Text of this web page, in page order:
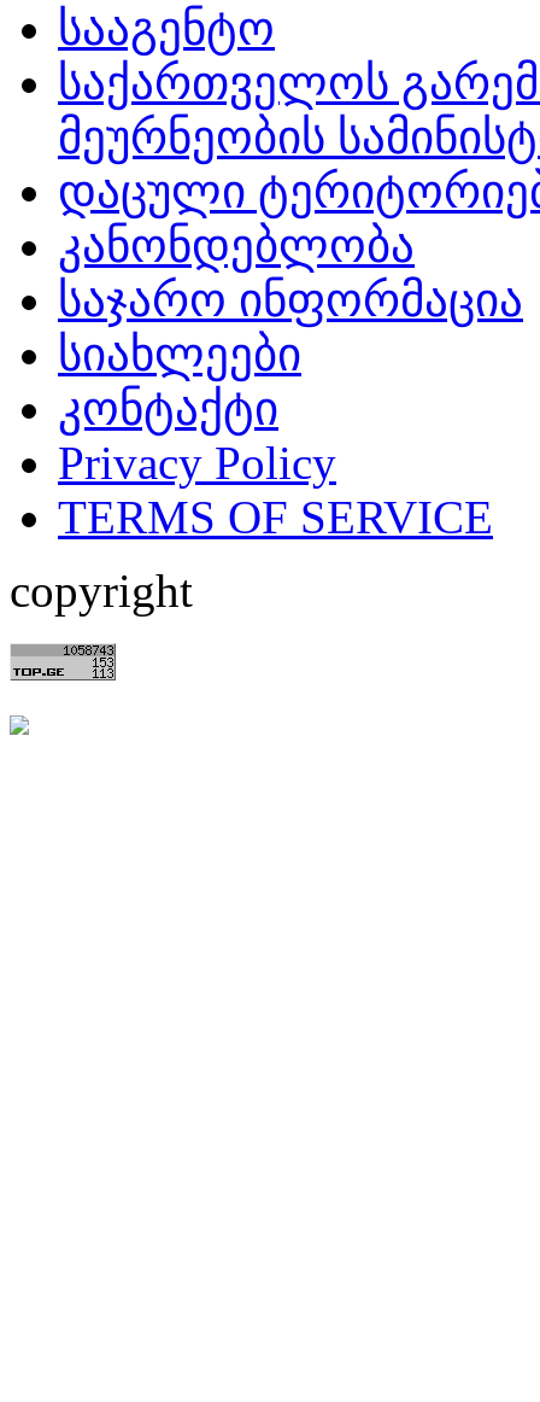
სააგენტო
საქართველოს
მეურნეობის
დაცული
კანონდებლობა
საჯარო ინფორმაცია
სიახლეები
კონტაქტი
Privacy Policy
TERMS OF SERVICE
copyright